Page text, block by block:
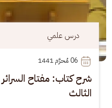
درس علمي
06
شرح كتاب: مفتاح
الثالث